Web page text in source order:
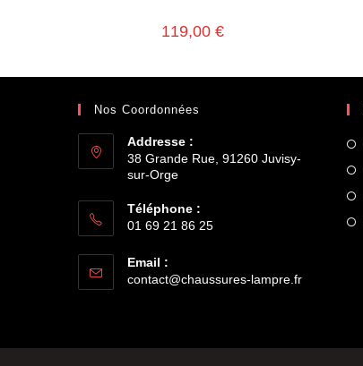
119,00 €
Nos Coordonnées
Addresse :
38 Grande Rue, 91260 Juvisy-
sur-Orge
Téléphone :
01 69 21 86 25
Email :
contact@chaussures-lampre.fr